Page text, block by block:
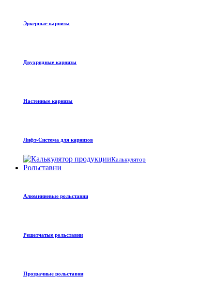
Эркерные карнизы
Двухрядные карнизы
Настенные карнизы
Лифт-Система для карнизов
Калькулятор
Рольставни
Алюминиевые рольставни
Решетчатые рольставни
Прозрачные рольставни